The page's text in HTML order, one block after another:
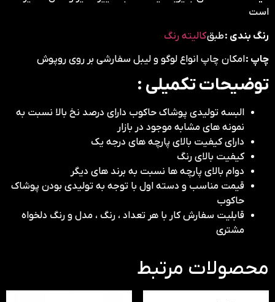
است
رنگ بندی :طبقکالیته رنگ
چاپ :امکان چاپ انواع لوگو و لیبل سفارشی بر روی روپوش
توضیحات تکمیلی :
البسه تولیدی پوشاک حاکوب دارای درصد نخ بالا نسبت به
نمونه های مشابه موجود در بازار
دارای کیفیت بالای پارچه های درجه یک
کیفیت بالای رنگ
دوام بالای پارچه ها نسبت به برند های دیگر
قیمت مناسب و دسته اول با توجه به تولیدی بودن پوشاک
حاکوب
قابلیت سفارش کار با هر تعداد ، رنگ ، مدل و رنگ دلخواه
مشتری
محصولات مرتبط